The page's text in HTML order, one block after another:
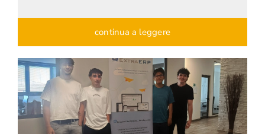
continua a leggere